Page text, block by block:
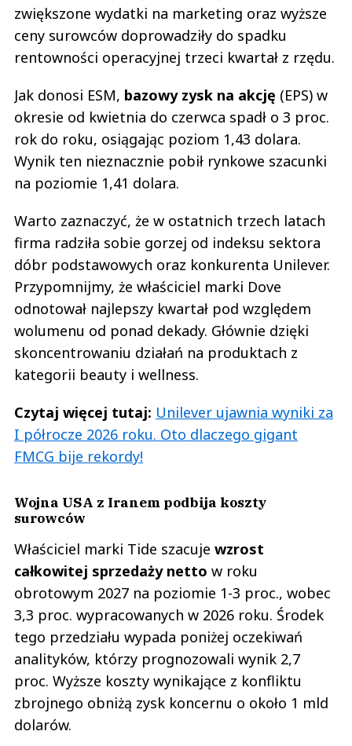
zwiększone wydatki na marketing oraz wyższe
ceny surowców doprowadziły do spadku
rentowności operacyjnej trzeci kwartał z rzędu.
Jak donosi ESM, bazowy zysk na akcję (EPS) w
okresie od kwietnia do czerwca spadł o 3 proc.
rok do roku, osiągając poziom 1,43 dolara.
Wynik ten nieznacznie pobił rynkowe szacunki
na poziomie 1,41 dolara.
Warto zaznaczyć, że w ostatnich trzech latach
firma radziła sobie gorzej od indeksu sektora
dóbr podstawowych oraz konkurenta Unilever.
Przypomnijmy, że właściciel marki Dove
odnotował najlepszy kwartał pod względem
wolumenu od ponad dekady. Głównie dzięki
skoncentrowaniu działań na produktach z
kategorii beauty i wellness.
Czytaj więcej tutaj: Unilever ujawnia wyniki za
I półrocze 2026 roku. Oto dlaczego gigant
FMCG bije rekordy!
Wojna USA z Iranem podbija koszty
surowców
Właściciel marki Tide szacuje wzrost
całkowitej sprzedaży netto w roku
obrotowym 2027 na poziomie 1-3 proc., wobec
3,3 proc. wypracowanych w 2026 roku. Środek
tego przedziału wypada poniżej oczekiwań
analityków, którzy prognozowali wynik 2,7
proc. Wyższe koszty wynikające z konfliktu
zbrojnego obniżą zysk koncernu o około 1 mld
dolarów.